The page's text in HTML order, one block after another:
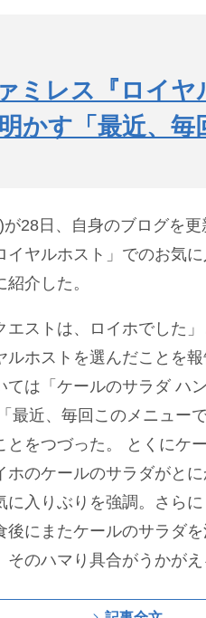
ミレス『ロイ
かす「最近、
が28日、自身のブログを更
イヤルホスト」でのお気に
介した。
ストは、ロイホでした」
ホストを選んだことを報
ては「ケールのサラダ ハ
最近、毎回このメニュー
をつづった。
とくにケ
のケールのサラダがとに
に入りぶりを強調。さら
後にまたケールのサラダを
そのハマり具合がうかがえ